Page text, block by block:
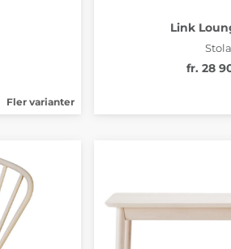
Fler varianter
Link
fr. 28